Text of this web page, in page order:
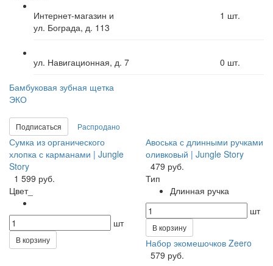
Интернет-магазин и
ул. Бограда, д. 113
1 шт.
ул. Навигационная, д. 7 0 шт.
Бамбуковая зубная щетка
ЭКО
Подписаться Распродано
Сумка из органического
хлопка с карманами | Jungle
Story
1 599 руб.
Цвет_
шт
В корзину
Авоська с длинными ручками
оливковый | Jungle Story
479 руб.
Тип
Длинная ручка
шт
В корзину
Набор экомешочков Zeero
579 руб.